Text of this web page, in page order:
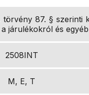
törvény 87. § szerinti
járulékokról és
2508INT
M, E, T